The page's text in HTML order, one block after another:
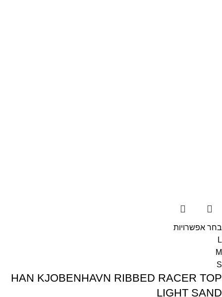
בחר אפשרויות
L
M
S
HAN KJOBENHAVN RIBBED RACER TOP
LIGHT SAND